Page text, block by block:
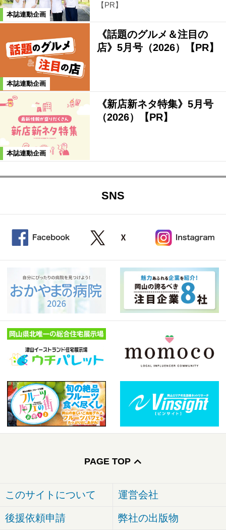
本誌連動企画
【PR】
本誌連動企画
《話題のグルメ＆注目の
店》5月号（2026）【PR】
本誌連動企画
《新店新ネタ特集》5月号
（2026）【PR】
SNS
PAGE TOP
このサイトについて 運営会社
後援依頼申請 弊社の出版物